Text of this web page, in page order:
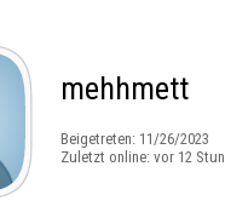
mehhmett
Beigetreten: 11/26/2023
Zuletzt online: vor 12